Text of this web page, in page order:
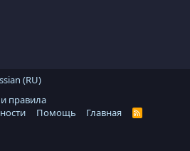
(RU)
правила
Помощь Главная
R